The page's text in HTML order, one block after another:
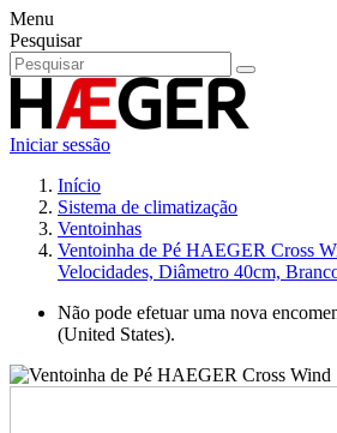
Menu
Pesquisar
Iniciar sessão
Início
Sistema de climatização
Ventoinhas
Ventoinha de Pé HAEGER Cross
Velocidades, Diâmetro 40cm,
Não pode efetuar uma nova
(United States).